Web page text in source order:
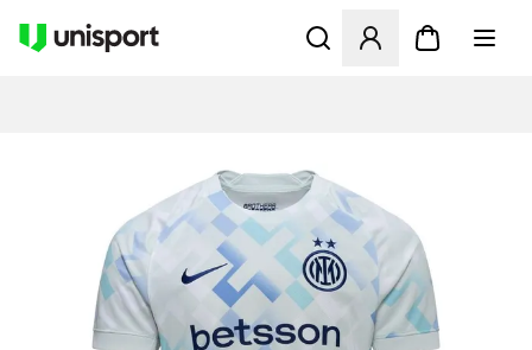
Åbner en Modal til at